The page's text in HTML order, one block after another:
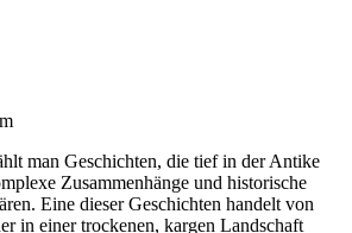
man Geschichten, die tief in der Antike
Zusammenhänge und historische
Eine dieser Geschichten handelt von
in einer trockenen, kargen Landschaft